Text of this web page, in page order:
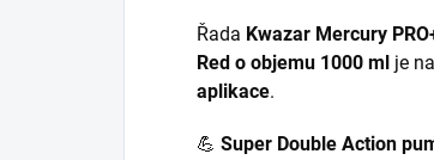
Řada Kwazar Mercury
Red o objemu 1000 ml je
aplikace.
💪 Super Double Action